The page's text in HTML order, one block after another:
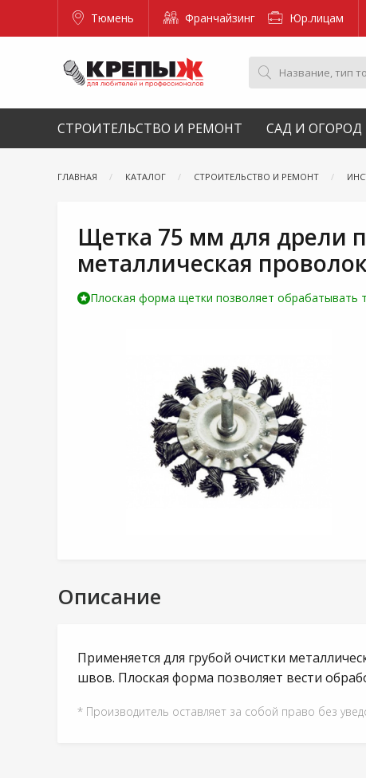
Тюмень Франчайзинг Юр.лицам
СТРОИТЕЛЬСТВО И РЕМОНТ САД И ОГОРОД
ГЛАВНАЯ КАТАЛОГ СТРОИТЕЛЬСТВО И РЕМОНТ
Щетка 75 мм для дрели
металлическая
Плоская форма щетки позволяет обрабатывать
Описание
Применяется для грубой очистки
швов. Плоская форма позволяет вести
* Производитель оставляет за собой право без